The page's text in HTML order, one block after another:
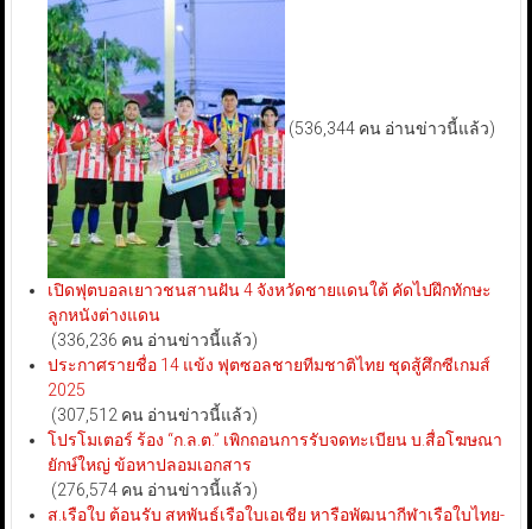
(536,344 คน อ่านข่าวนี้แล้ว)
เปิดฟุตบอลเยาวชนสานฝัน 4 จังหวัดชายแดนใต้ คัดไปฝึกทักษะ
ลูกหนังต่างแดน
(336,236 คน อ่านข่าวนี้แล้ว)
ประกาศรายชื่อ 14 แข้ง ฟุตซอลชายทีมชาติไทย ชุดสู้ศึกซีเกมส์
2025
(307,512 คน อ่านข่าวนี้แล้ว)
โปรโมเตอร์ ร้อง “ก.ล.ต.” เพิกถอนการรับจดทะเบียน บ.สื่อโฆษณา
ยักษ์ใหญ่ ข้อหาปลอมเอกสาร
(276,574 คน อ่านข่าวนี้แล้ว)
ส.เรือใบ ต้อนรับ สหพันธ์เรือใบเอเชีย หารือพัฒนากีฬาเรือใบไทย-